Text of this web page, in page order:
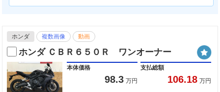
ホンダ 複数画像 動画
ホンダ ＣＢＲ６５０Ｒ ワンオーナー
本体価格
98.3 万円
支払総額
106.18 万円